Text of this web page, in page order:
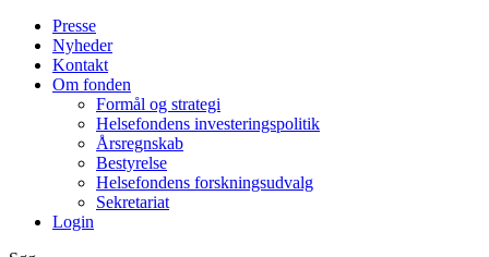
Presse
Nyheder
Kontakt
Om fonden
Formål og strategi
Helsefondens investeringspolitik
Årsregnskab
Bestyrelse
Helsefondens forskningsudvalg
Sekretariat
Login